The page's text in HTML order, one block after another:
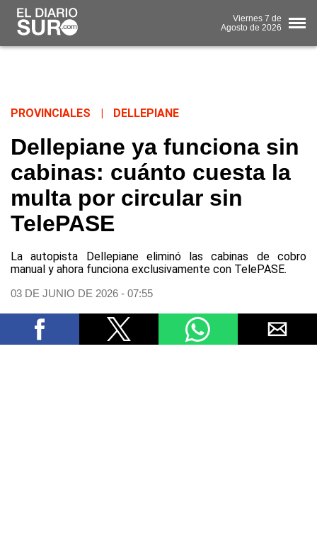
Viernes 7 de
Agosto de 2026
PROVINCIALES DELLEPIANE
Dellepiane ya funciona sin
cabinas: cuánto cuesta la
multa por circular sin
TelePASE
La autopista Dellepiane eliminó las cabinas de cobro
manual y ahora funciona exclusivamente con TelePASE.
03 DE JUNIO DE 2026 - 07:55